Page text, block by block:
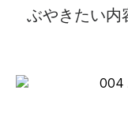
ぶやきたい内